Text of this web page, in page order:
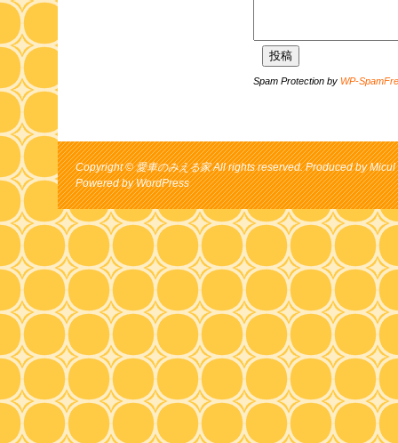
Spam Protection by WP-
Copyright © 愛車のみえる家 All rights reserved. Produced by Micul
Powered byWordPress